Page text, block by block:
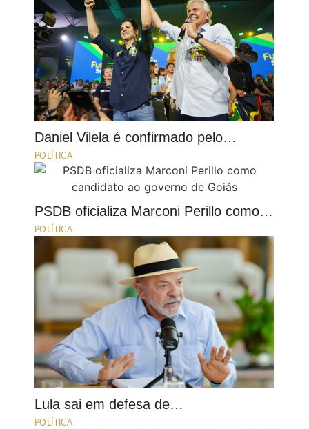
Daniel Vilela é confirmado pelo…
POLÍTICA
PSDB oficializa Marconi Perillo como…
POLÍTICA
Lula sai em defesa de…
POLÍTICA